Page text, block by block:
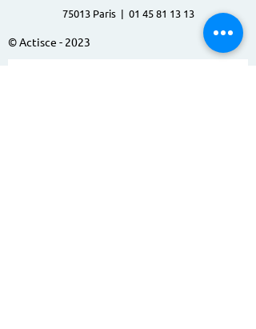
75013 Paris | 01 45 81 13 13
© Actisce - 2023